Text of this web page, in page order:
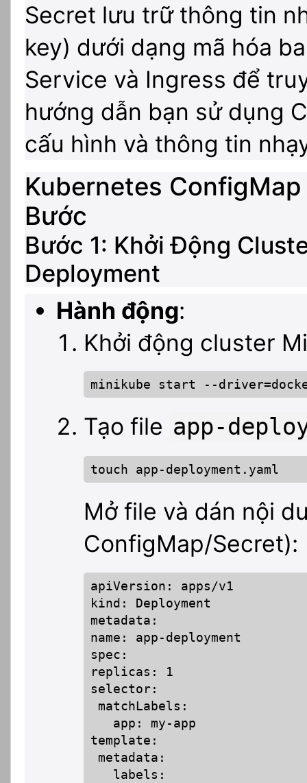
Secret lưu trữ thông tin
key) dưới dạng mã hóa
Service và Ingress để
hướng dẫn bạn sử dụng
cấu hình và thông tin
Kubernetes
Bước
Bước 1: Khởi Động
Deployment
Hành động:
Khởi động cluster
minikube start --
Tạo file app-
touch app-deployment.yaml
Mở file và dán nội
ConfigMap/Secret):
apiVersion: apps/v1
kind: Deployment
metadata:
name: app-deployment
spec:
replicas: 1
selector:
matchLabels:
   app: my-app
template:
metadata:
   labels: